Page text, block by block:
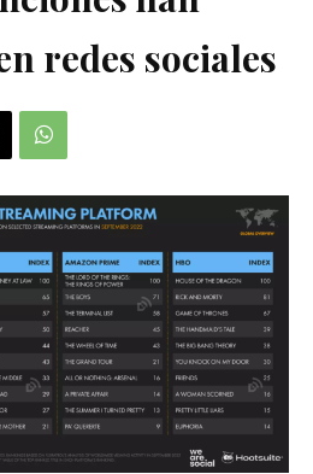
redes sociales